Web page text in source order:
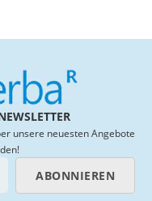
unsere neuesten Angebote
ABONNIEREN